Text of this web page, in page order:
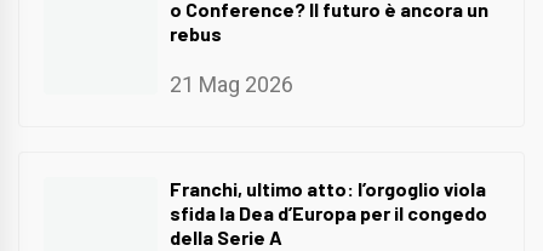
o Conference? Il futuro è ancora un
rebus
21 Mag 2026
Franchi, ultimo atto: l’orgoglio viola
sfida la Dea d’Europa per il congedo
della Serie A